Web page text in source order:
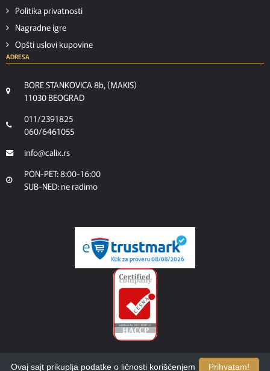
Politika privatnosti
Nagradne igre
Opšti uslovi kupovine
ADRESA
BORE STANKOVICA 8b, (MAKIS)
11030 BEOGRAD
011/2391825
060/6461055
info@calix.rs
PON-PET: 8:00-16:00
SUB-NED: ne radimo
Prihvatam!
Ovaj sajt prikuplja podatke o ličnosti korišćenjem